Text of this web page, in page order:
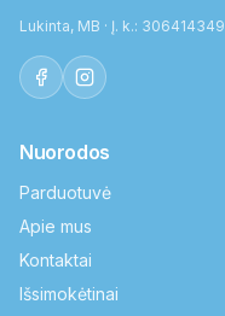
Lukinta, MB · Į. k.: 306414349
Nuorodos
Parduotuvė
Apie mus
Kontaktai
Išsimokėtinai